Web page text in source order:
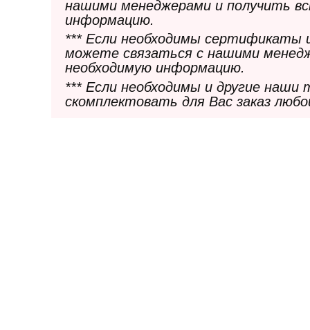
нашими менеджерами и получить
информацию.
*** Если необходимы сертификаты
можете связаться с нашими
необходимую информацию.
*** Если необходимы и другие
скомплектовать для Вас заказ